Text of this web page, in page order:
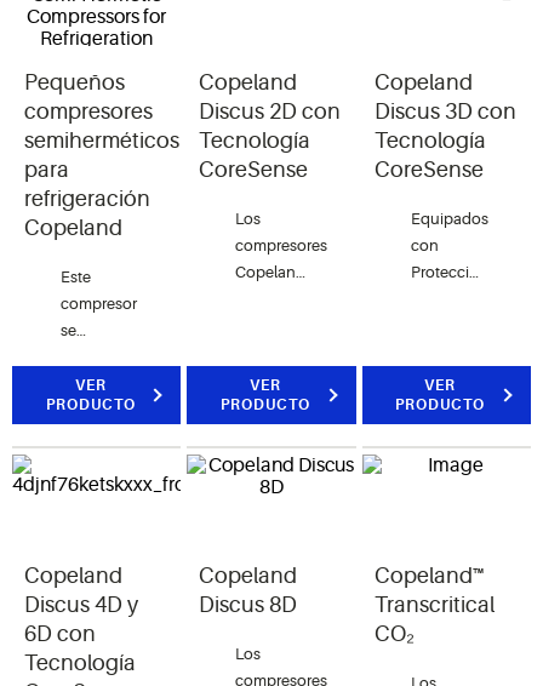
Pequeños
compresores
semiherméticos
para
refrigeración
Copeland
Este
compresor
se
en un
rango de
que
de
primera
sistemas
VER
PRODUCTO
Copeland
Discus 2D con
Tecnología
CoreSense
Los
compresores
Copeland
12.2 %
más de la
de ahorro
cualquier
tecnología
compresores
VER
PRODUCTO
Copeland
Discus 3D con
Tecnología
CoreSense
Equipados
con
Protección
Copeland
Discus™
dinero en
llamadas
VER
PRODUCTO
Copeland
Discus 4D y
6D con
Tecnología
Copeland
Discus 8D
Los
compresores
Copeland™
Transcritical
CO₂